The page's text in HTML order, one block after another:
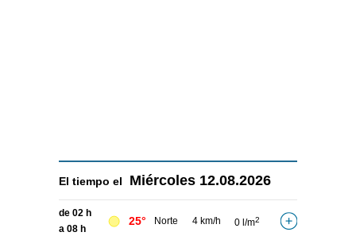
El tiempo el Miércoles 12.08.2026
de 02 h
a 08 h
25° Norte 4 km/h 0 l/m2